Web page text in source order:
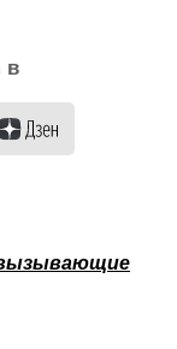
в
вызывающие